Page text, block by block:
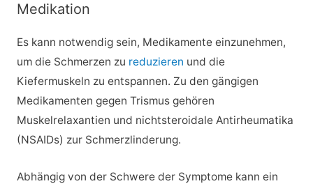
Medikation
Es kann notwendig sein, Medikamente einzunehmen,
um die Schmerzen zu reduzieren und die
Kiefermuskeln zu entspannen. Zu den gängigen
Medikamenten gegen Trismus gehören
Muskelrelaxantien und nichtsteroidale Antirheumatika
(NSAIDs) zur Schmerzlinderung.
Abhängig von der Schwere der Symptome kann ein